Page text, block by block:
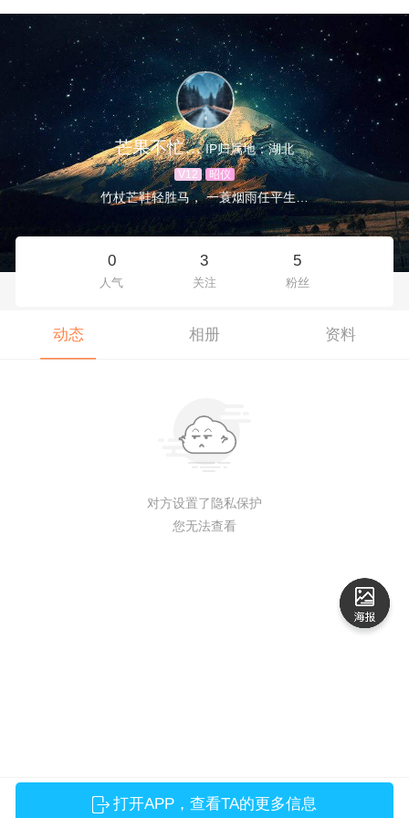
芒果不忙… IP归属地：湖北
V12 昭仪
竹杖芒鞋轻胜马， 一蓑烟雨任平生…
0
人气
3
关注
5
粉丝
动态 相册 资料
对方设置了隐私保护
您无法查看
打开APP，查看TA的更多信息